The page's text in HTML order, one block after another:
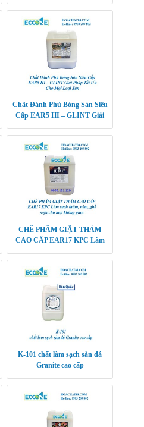
Chất Đánh Phủ Bóng Sàn Siêu
Cấp EAR5 HI – GLINT Giải
CHẾ PHẨM GIẶT THẢM
CAO CẤP EAR17 KPC Làm
mọi không gian
K-101 chất làm sạch sàn đá
Granite cao cấp